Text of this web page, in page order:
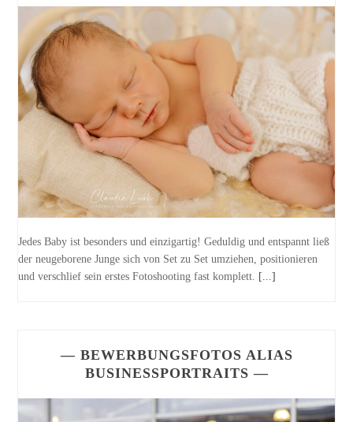
Jedes Baby ist besonders und einzigartig! Geduldig und entspannt ließ
der neugeborene Junge sich von Set zu Set umziehen, positionieren
und verschlief sein erstes Fotoshooting fast komplett. [...]
— BEWERBUNGSFOTOS ALIAS
BUSINESSPORTRAITS —